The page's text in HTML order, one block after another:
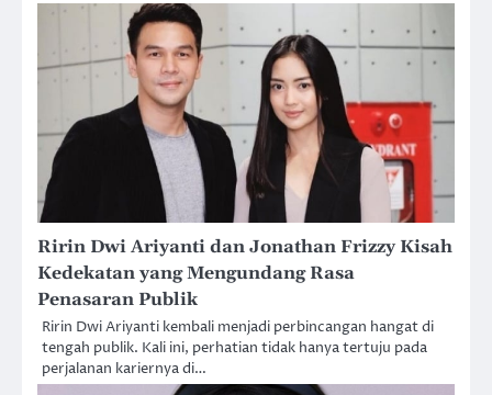
Ririn Dwi Ariyanti dan Jonathan Frizzy Kisah
Kedekatan yang Mengundang Rasa
Penasaran Publik
Ririn Dwi Ariyanti kembali menjadi perbincangan hangat di
tengah publik. Kali ini, perhatian tidak hanya tertuju pada
perjalanan kariernya di…